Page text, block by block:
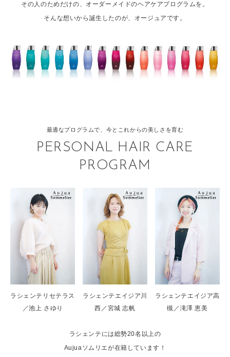
その人のためだけの、オーダーメイドのヘアケアプログラムを。
そんな想いから誕生したのが、オージュアです。
最適なプログラムで、今とこれからの美しさを育む
PERSONAL HAIR CARE
PROGRAM
ラシェンテリセテラス
／池上 さゆり
ラシェンテエイジア川
西／宮城 志帆
ラシェンテエイジア高
槻／滝澤 恵美
ラシェンテには総勢20名以上の
Aujuaソムリエが在籍しています！